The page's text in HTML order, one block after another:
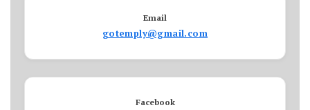
Email
gotemply@gmail.com
Facebook